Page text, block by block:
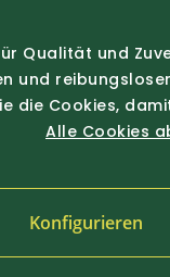
Qualität und
und
die Cookies,
Alle Cookies
Konfigurieren